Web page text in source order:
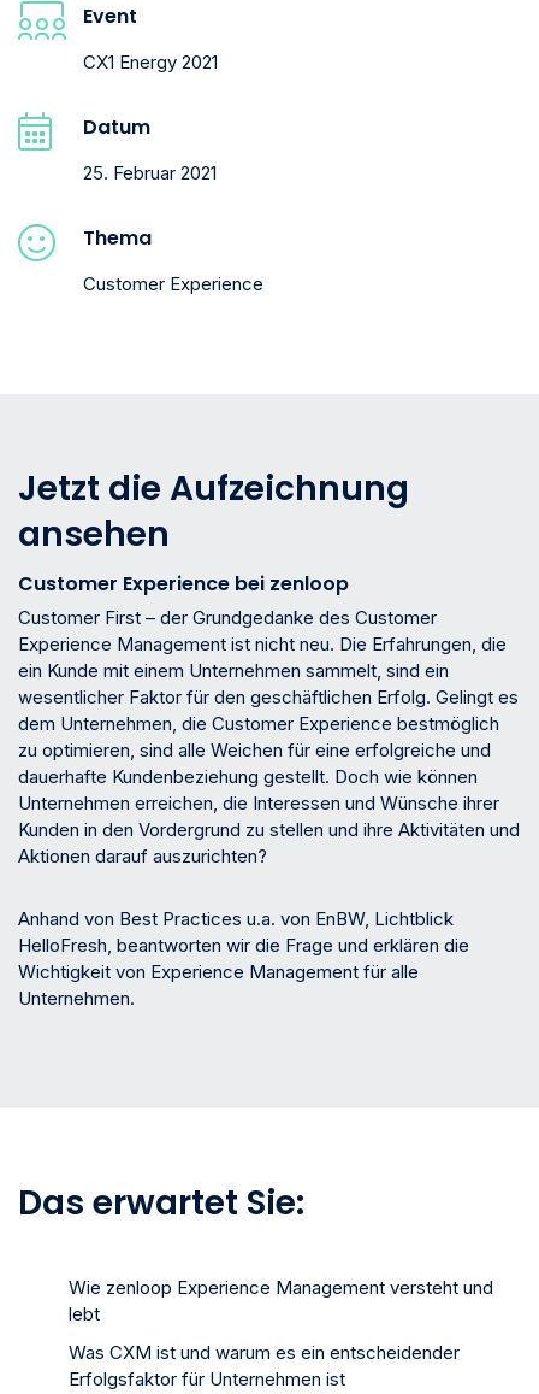
Event
CX1 Energy 2021
Datum
25. Februar 2021
Thema
Customer Experience
Jetzt die Aufzeichnung
ansehen
Customer Experience bei zenloop
Customer First – der Grundgedanke des Customer
Experience Management ist nicht neu. Die Erfahrungen, die
ein Kunde mit einem Unternehmen sammelt, sind ein
wesentlicher Faktor für den geschäftlichen Erfolg. Gelingt es
dem Unternehmen, die Customer Experience bestmöglich
zu optimieren, sind alle Weichen für eine erfolgreiche und
dauerhafte Kundenbeziehung gestellt. Doch wie können
Unternehmen erreichen, die Interessen und Wünsche ihrer
Kunden in den Vordergrund zu stellen und ihre Aktivitäten und
Aktionen darauf auszurichten?
Anhand von Best Practices u.a. von EnBW, Lichtblick
HelloFresh, beantworten wir die Frage und erklären die
Wichtigkeit von Experience Management für alle
Unternehmen.
Das erwartet Sie:
Wie zenloop Experience Management versteht und
lebt
Was CXM ist und warum es ein entscheidender
Erfolgsfaktor für Unternehmen ist